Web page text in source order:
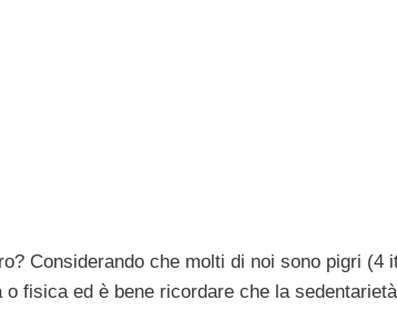
Considerando che molti di noi sono pigri (4
fisica ed è bene ricordare che la